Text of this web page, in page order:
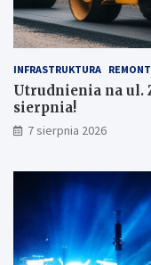
INFRASTRUKTURA
Utrudnienia na ul.
sierpnia!
7 sierpnia 2026